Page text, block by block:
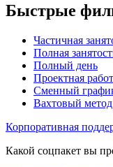
Быстрые
Частичная
Полная
Полный день
Проектная
Сменный
Вахтовый метод
Корпоративная
Какой соцпакет вы